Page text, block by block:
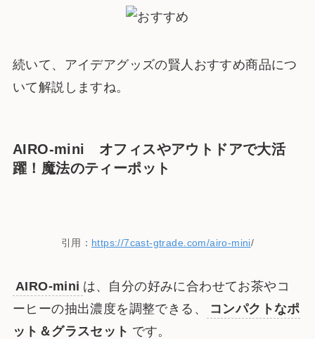
続いて、アイデアグッズの賢人おすすめ商品につ
いて解説しますね。
AIRO-mini オフィスやアウトドアで大活
躍！魔法のティーポット
引用： https://7cast-gtrade.com/airo-mini/
AIRO-mini は、自分の好みに合わせてお茶やコ
ーヒーの抽出濃度を調整できる、
コンパクトなポ
ット＆グラスセット です。